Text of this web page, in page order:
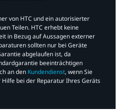
von HTC und ein autorisierter
Teilen. HTC erhebt keine
in Bezug auf Aussagen externer
sollten nur bei Geräte
abgelaufen ist, da
beeinträchtigen
an den Kundendienst, wenn Sie
bei der Reparatur Ihres Geräts